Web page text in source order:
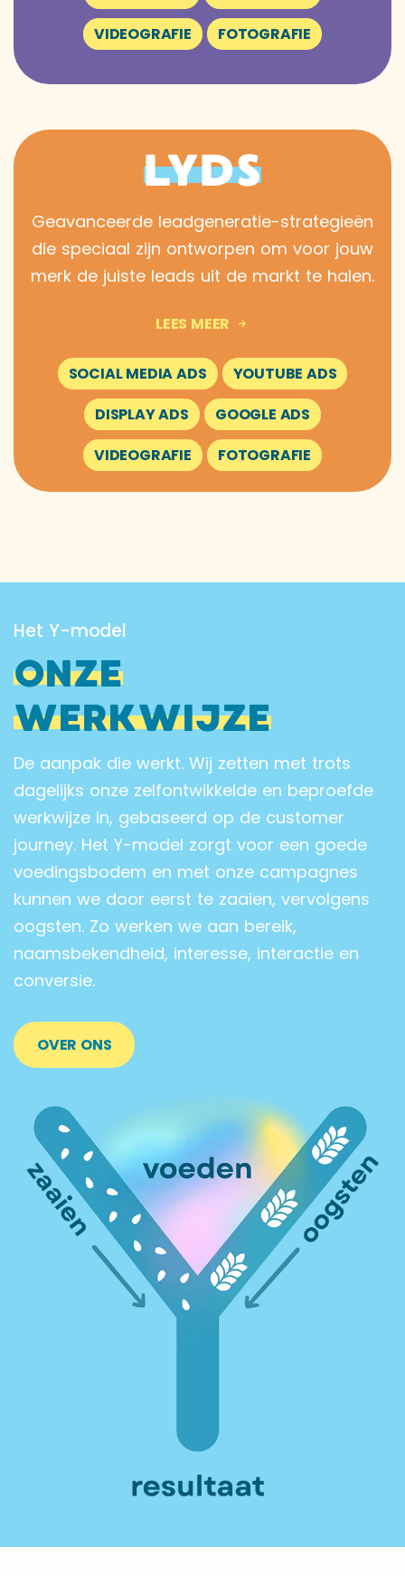
VIDEOGRAFIE
FOTOGRAFIE
LYDS
Geavanceerde leadgeneratie-strategieën
die speciaal zijn ontworpen om voor jouw
merk de juiste leads uit de markt te halen.
LEES MEER
SOCIAL MEDIA ADS
YOUTUBE ADS
DISPLAY ADS
GOOGLE ADS
VIDEOGRAFIE
FOTOGRAFIE
Het Y-model
ONZE
WERKWIJZE
De aanpak die werkt. Wij zetten met trots
dagelijks onze zelfontwikkelde en beproefde
werkwijze in, gebaseerd op de customer
journey. Het Y-model zorgt voor een goede
voedingsbodem en met onze campagnes
kunnen we door eerst te zaaien, vervolgens
oogsten. Zo werken we aan bereik,
naamsbekendheid, interesse, interactie en
conversie.
OVER ONS